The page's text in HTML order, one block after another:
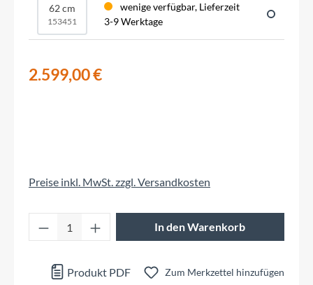
62 cm
153451
wenige verfügbar, Lieferzeit
3-9 Werktage
2.599,00 €
Preise inkl. MwSt. zzgl. Versandkosten
Produkt Anzahl: Gib den gewünschten
In den Warenkorb
Produkt PDF Zum Merkzettel hinzufügen